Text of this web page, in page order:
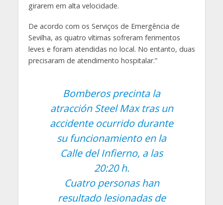
girarem em alta velocidade.
De acordo com os Serviços de Emergência de
Sevilha, as quatro vítimas sofreram ferimentos
leves e foram atendidas no local. No entanto, duas
precisaram de atendimento hospitalar.”
Bomberos precinta la
atracción Steel Max tras un
accidente ocurrido durante
su funcionamiento en la
Calle del Infierno, a las
20:20 h.
Cuatro personas han
resultado lesionadas de